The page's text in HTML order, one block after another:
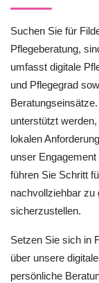
Suchen Sie für
Pflegeberatung,
umfasst digitale
und Pflegegrad
unterstützt
lokalen
unser
führen Sie Schritt
nachvollziehbar zu
sicherzustellen.
Setzen Sie sich in
über unsere
persönliche